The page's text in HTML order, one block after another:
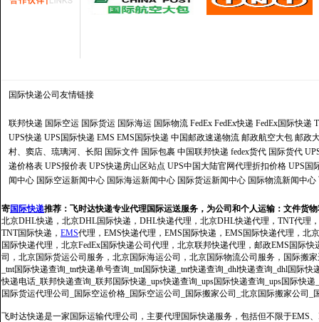
国际快递公司 友情链接
联邦快递 国际空运 国际货运 国际海运 国际物流 FedEx FedEx快递 FedEx国际快递
UPS快递 UPS国际快递 EMS EMS国际快递 中国邮政速递物流 邮政航空大包 邮政
村、窦店、琉璃河、长阳 国际文件 国际包裹 中国联邦快递 fedex货代 国际货代
递价格表 UPS报价表 UPS快递房山区站点 UPS中国大陆官网代理折扣价格 UPS国
闻中心 国际空运新闻中心 国际海运新闻中心 国际货运新闻中心 国际物流新闻中心
寄国际快递推荐： 飞时达快递专业代理国际运送服务，为公司和个人运输：文件货
北京DHL快递，北京DHL国际快递，DHL快递代理，北京DHL快递代理，TNT代理
TNT国际快递， EMS代理，EMS快递代理，EMS国际快递，EMS国际快递代理，北
国际快递代理，北京FedEx国际快递公司代理，北京联邦快递代理，邮政EMS国际
司，北京国际货运公司服务，北京国际海运公司，北京国际物流公司服务，国际搬
_tnt国际快递查询_tnt快递单号查询_tnt国际快递_tnt快递查询_dhl快递查询_dhl国际
快递电话_联邦快递查询_联邦国际快递_ups快递查询_ups国际快递查询_ups国际快
国际货运代理公司_国际空运价格_国际空运公司_国际搬家公司_北京国际搬家公司_
飞时达快递是一家国际运输代理公司，主要代理国际快递服务，包括但不限于EMS